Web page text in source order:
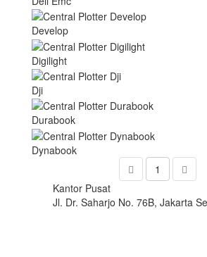
Develop
Digilight
Dji
Durabook
Dynabook
1
Kantor Pusat
Jl. Dr. Saharjo No. 76B, Jakarta